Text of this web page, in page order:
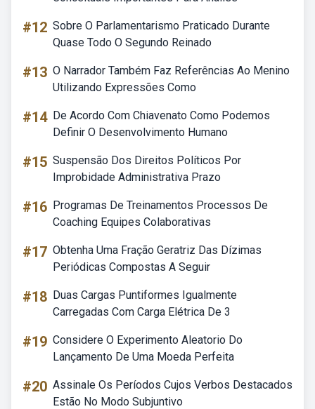
#12 Sobre O Parlamentarismo Praticado Durante
Quase Todo O Segundo Reinado
#13 O Narrador Também Faz Referências Ao Menino
Utilizando Expressões Como
#14 De Acordo Com Chiavenato Como Podemos
Definir O Desenvolvimento Humano
#15 Suspensão Dos Direitos Políticos Por
Improbidade Administrativa Prazo
#16 Programas De Treinamentos Processos De
Coaching Equipes Colaborativas
#17 Obtenha Uma Fração Geratriz Das Dízimas
Periódicas Compostas A Seguir
#18 Duas Cargas Puntiformes Igualmente
Carregadas Com Carga Elétrica De 3
#19 Considere O Experimento Aleatorio Do
Lançamento De Uma Moeda Perfeita
#20 Assinale Os Períodos Cujos Verbos Destacados
Estão No Modo Subjuntivo